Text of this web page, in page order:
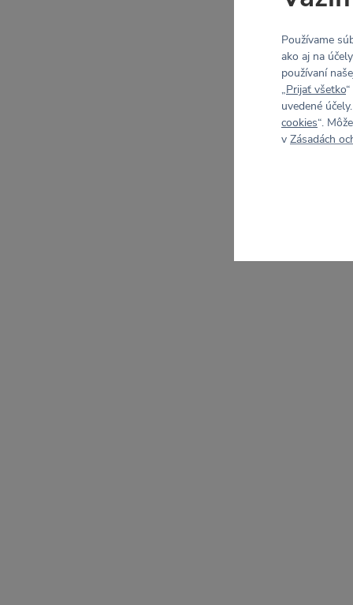
Používame
ako aj na
používaní
„Prijať všetko
uvedené
cookies“.
v Zásadách